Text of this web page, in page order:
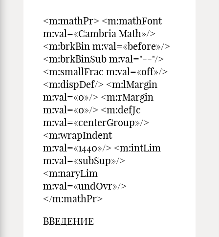
<m:mathPr> <m:mathFont
m:val=«Cambria Math»/>
<m:brkBin m:val=«before»/>
<m:brkBinSub m:val="--"/>
<m:smallFrac m:val=«off»/>
<m:dispDef/> <m:lMargin
m:val=«0»/> <m:rMargin
m:val=«0»/> <m:defJc
m:val=«centerGroup»/>
<m:wrapIndent
m:val=«1440»/> <m:intLim
m:val=«subSup»/>
<m:naryLim
m:val=«undOvr»/>
</m:mathPr>
ВВЕДЕНИЕ